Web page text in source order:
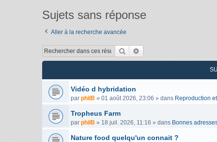
Sujets sans réponse
Aller à la recherche avancée
Rechercher
Vidéo d hybridation
par philB » 01 août 2026, 23:06 » dans Reproduction
Tropheus Farm
par philB » 18 juil. 2026, 11:16 » dans Bonnes
Nature food quelqu'un connait ?